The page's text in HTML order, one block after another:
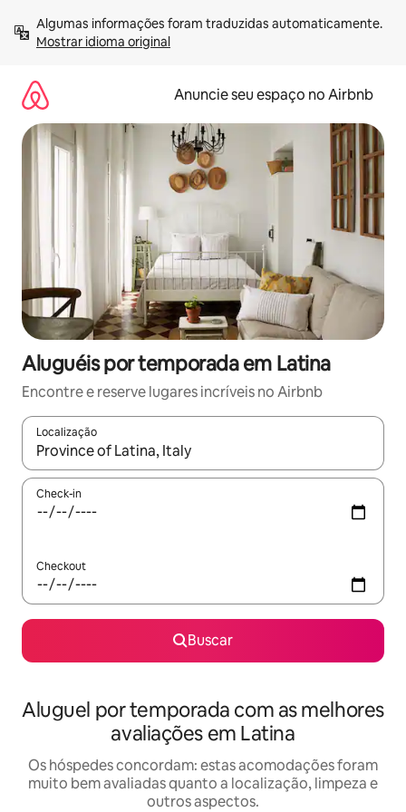
para
Mostrar idioma original
Anuncie seu espaço no Airbnb
Aluguéis por temporada em Latina
Encontre e reserve lugares incríveis no Airbnb
Localização
Quando os resultados estiverem disponíveis, explore-os
Check-in
Checkout
Buscar
Aluguel por temporada com as melhores
avaliações em Latina
Os hóspedes concordam: estas acomodações foram
muito bem avaliadas quanto a localização, limpeza e
outros aspectos.